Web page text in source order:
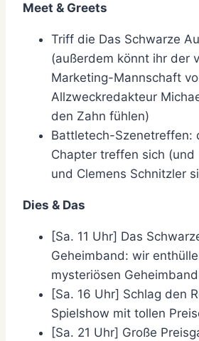
Meet & Greets
Triff die Das Schwarze
(außerdem könnt ihr der
Marketing-Mannschaft
Allzweckredakteur
den Zahn fühlen)
Battletech-Szenetreffen:
Chapter treffen sich (und
und Clemens Schnitzler
Dies & Das
[Sa. 11 Uhr] Das
Geheimband: wir
mysteriösen Geheimband
[Sa. 16 Uhr] Schlag den
Spielshow mit tollen
[Sa. 21 Uhr] Große